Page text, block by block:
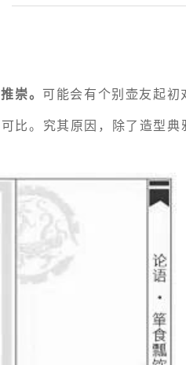
崇。 可能会有个别壶友起
比。究其原因，除了造型